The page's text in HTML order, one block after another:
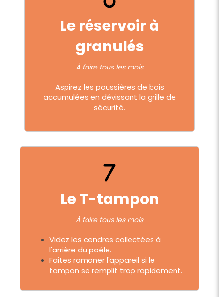
Le réservoir à
granulés
À faire tous les mois
Aspirez les poussières de bois
accumulées en dévissant la grille de
sécurité.
Le T-tampon
À faire tous les mois
Videz les cendres collectées à
l'arrière du poêle.
Faites ramoner l'appareil si le
tampon se remplit trop rapidement.